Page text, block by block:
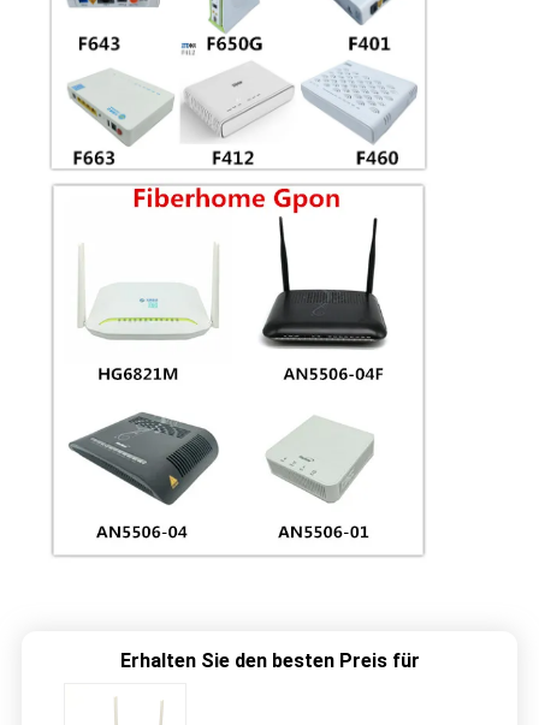
Erhalten Sie den besten Preis für